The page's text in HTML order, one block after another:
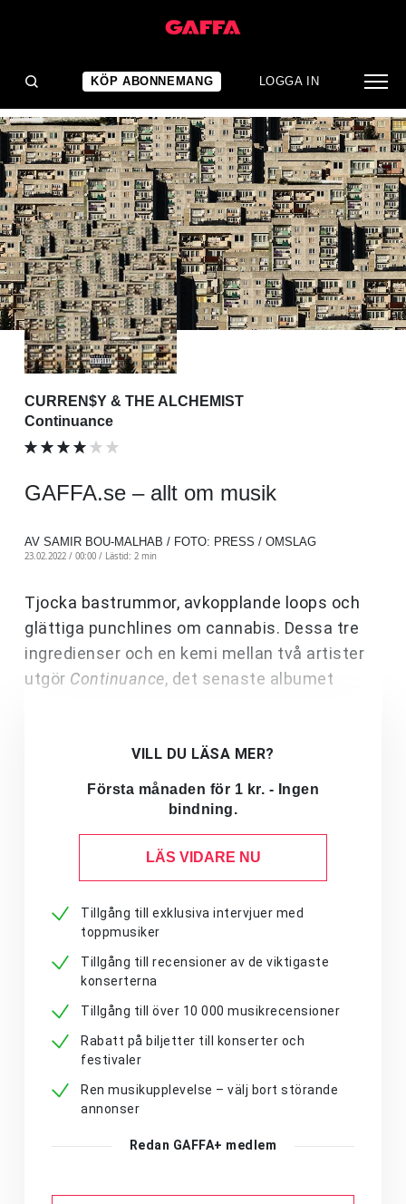
KÖP ABONNEMANG LOGGA IN
ALBUMRECENSION
Len rap med lenare beats
CURREN$Y & THE ALCHEMIST
Continuance
GAFFA.se – allt om musik
AV SAMIR BOU-MALHAB / FOTO: PRESS / OMSLAG
23.02.2022 / 00:00 / Lästid: 2 min
Tjocka bastrummor, avkopplande loops och
glättiga punchlines om cannabis. Dessa tre
ingredienser och en kemi mellan två artister
utgör Continuance, det senaste albumet
VILL DU LÄSA MER?
Första månaden för 1 kr. - Ingen
bindning.
LÄS VIDARE NU
Tillgång till exklusiva intervjuer med
toppmusiker
Tillgång till recensioner av de viktigaste
konserterna
Tillgång till över 10 000 musikrecensioner
Rabatt på biljetter till konserter och
festivaler
Ren musikupplevelse – välj bort störande
annonser
Redan GAFFA+ medlem